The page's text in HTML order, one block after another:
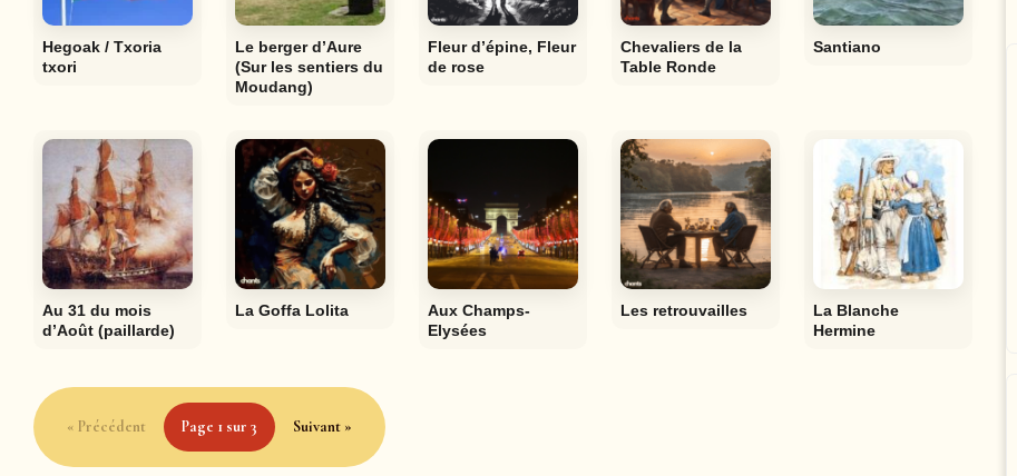
Hegoak / Txoria
txori
Le berger d’Aure
(Sur les sentiers du
Moudang)
Fleur d’épine, Fleur
de rose
Chevaliers de la
Table Ronde
Santiano
Au 31 du mois
d’Août (paillarde)
La Goffa Lolita
Aux Champs-
Elysées
Les retrouvailles
La Blanche
Hermine
« Précédent Page 1 sur 3 Suivant »